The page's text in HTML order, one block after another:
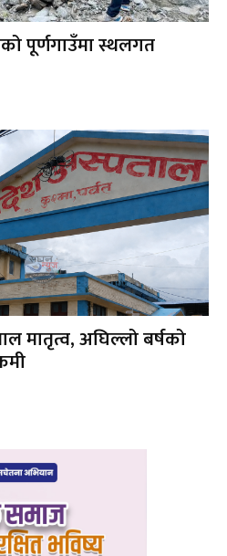
पूर्णगाउँमा स्थलगत
मातृत्व, अघिल्लो बर्षको